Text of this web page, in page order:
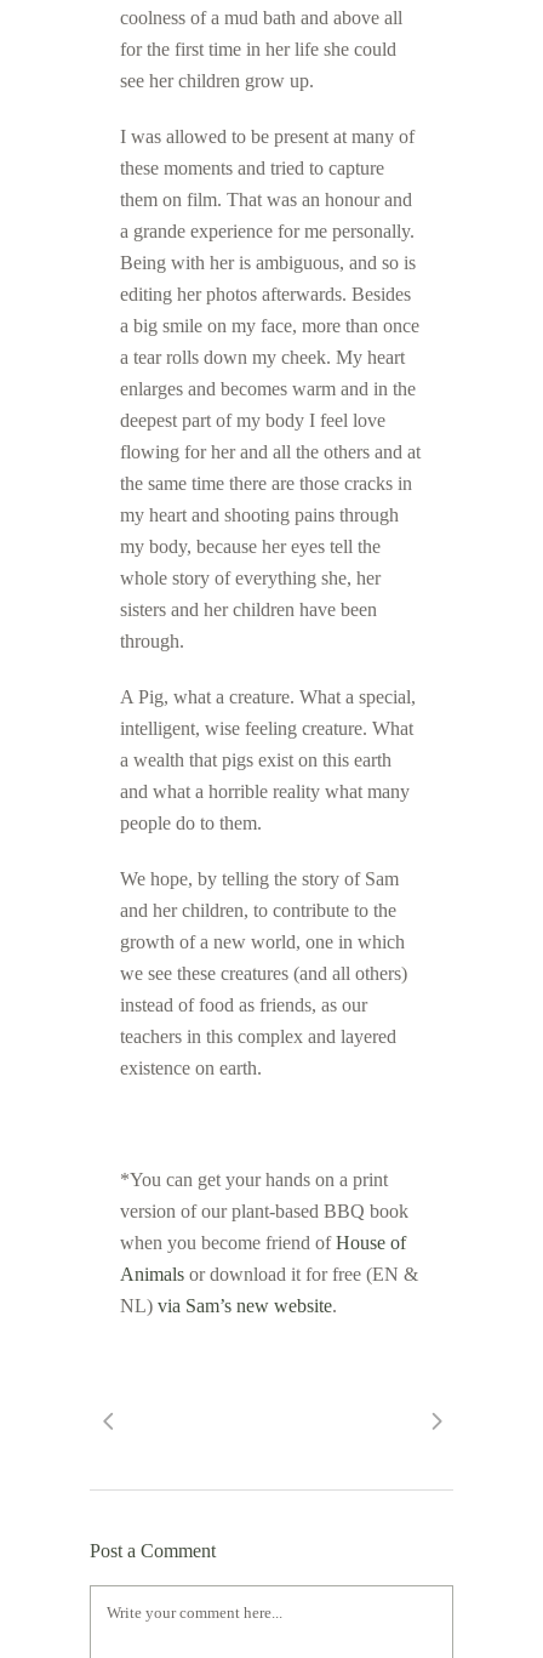
coolness of a mud bath and above all
for the first time in her life she could
see her children grow up.
I was allowed to be present at many of
these moments and tried to capture
them on film. That was an honour and
a grande experience for me personally.
Being with her is ambiguous, and so is
editing her photos afterwards. Besides
a big smile on my face, more than once
a tear rolls down my cheek. My heart
enlarges and becomes warm and in the
deepest part of my body I feel love
flowing for her and all the others and at
the same time there are those cracks in
my heart and shooting pains through
my body, because her eyes tell the
whole story of everything she, her
sisters and her children have been
through.
A Pig, what a creature. What a special,
intelligent, wise feeling creature. What
a wealth that pigs exist on this earth
and what a horrible reality what many
people do to them.
We hope, by telling the story of Sam
and her children, to contribute to the
growth of a new world, one in which
we see these creatures (and all others)
instead of food as friends, as our
teachers in this complex and layered
existence on earth.
*You can get your hands on a print
version of our plant-based BBQ book
when you become friend ofHouse of
Animals or download it for free (EN &
NL) via Sam’s new website.
Post a Comment